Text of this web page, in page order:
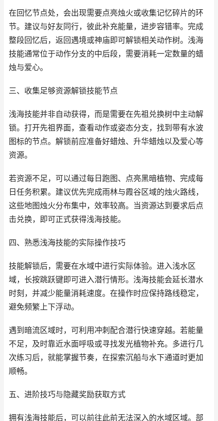
在回忆节点处，会出现需要点亮烛火或收集记忆碎片的环
节。建议与好友同行，彼此补充能量，进步容错率。完成
整段回忆后，返回遇境或神庙即可解锁相关动作树。浅海
技能通常位于动作分支的中后段，需要消耗一定数量的蜡
烛与爱心。
三、收集足够资源解锁技能节点
浅海技能并非自动获得，而是需要在先祖兑换树中主动解
锁。打开先祖界面，查看动作或姿态分支，找到带有水波
图标的节点。解锁前应准备好蜡烛、升华蜡烛以及爱心等
资源。
若资源不足，可以通过每日跑图、点亮黑暗植物、完成每
日任务积累。建议优先完成雨林与霞谷区域的烛火路线，
这些地图烛火分布集中，效率较高。当资源达到要求后点
击兑换，即可正式获得浅海技能。
四、熟悉浅海技能的实际操作技巧
技能解锁后，需要在水域中进行实际体验。进入浅水区
域，长按跳跃键即可进入潜行情形。浅海技能会延长潜水
时刻，并减少能量消耗速度。在操作时应保持路线稳定，
避免频繁上下浮动。
遇到暗流区域时，可利用冲刺配合潜行快速穿越。若能量
不足，及时靠近水面呼吸或寻找发光植物补充。多进行几
次练习后，就能掌握节奏，在探索沉船与水下通道时更加
顺畅。
五、进阶技巧与隐藏奖励获取方式
拥有浅海技能后，可以前往此前无法深入的水域区域。部